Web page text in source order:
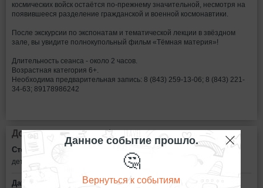
космических войск остаётся по-прежнему значительной, несмотря на
появившееся разделение гражданской и военной космонавтики.
После экскурсии по экспонатам и тематической лекции в звёздном
зале, вы увидите полнокупольный фильм «Тёмная материя»!
Длительность сеанса - около 2 часов.
Возрастная категория 6+.
Необходима предварительная запись: 8 (843) 259-13-06; 8 (843) 221-
34-63; 89178986242
Дополнительная информация
Стоимость билетов:
детский - от 350 до 450 рублей взрослый - от 450 до 550 рублей
Дата:
Данное событие прошло.
🤔
Вернуться к событиям